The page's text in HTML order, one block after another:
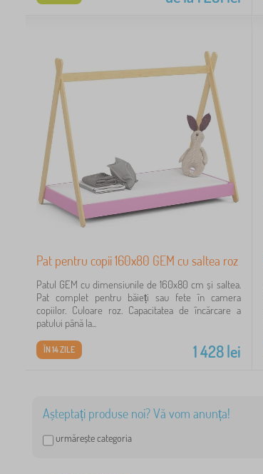
Pat pentru copii 160x80 GEM cu saltea roz
Patul GEM cu dimensiunile de 160x80 cm și saltea.
Pat complet pentru băieți sau fete în camera
copiilor. Culoare roz. Capacitatea de încărcare a
patului până la...
1 428lei
ÎN 14 ZILE
Așteptați produse noi? Vă vom anunța!
urmărește categoria